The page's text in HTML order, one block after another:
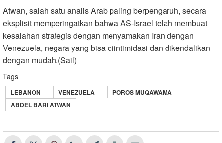
Atwan, salah satu analis Arab paling berpengaruh, secara
eksplisit memperingatkan bahwa AS-Israel telah membuat
kesalahan strategis dengan menyamakan Iran dengan
Venezuela, negara yang bisa diintimidasi dan dikendalikan
dengan mudah.(Sail)
Tags
LEBANON VENEZUELA
POROS MUQAWAMA
ABDEL BARI ATWAN